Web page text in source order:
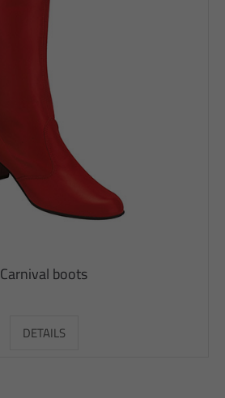
Carnival boots
DETAILS